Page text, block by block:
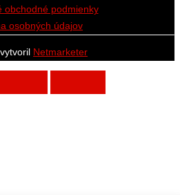
obchodné podmienky
osobných údajov
Netmarketer